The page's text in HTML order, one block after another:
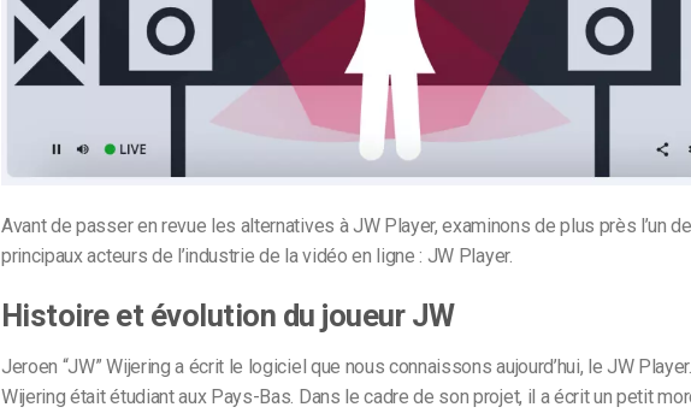
Avant de passer en revue les alternatives à JW Player, examinons de plus près l’un
principaux acteurs de l’industrie de la vidéo en ligne : JW Player.
Histoire et évolution du joueur JW
Jeroen “JW” Wijering a écrit le logiciel que nous connaissons aujourd’hui, le JW
Wijering était étudiant aux Pays-Bas. Dans le cadre de son projet, il a écrit un petit